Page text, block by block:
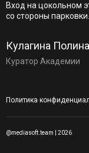
Вход на цокольном
со стороны парковки.
Кулагина Полина
Куратор Академии
@mediasoft.team | 2026
Политика